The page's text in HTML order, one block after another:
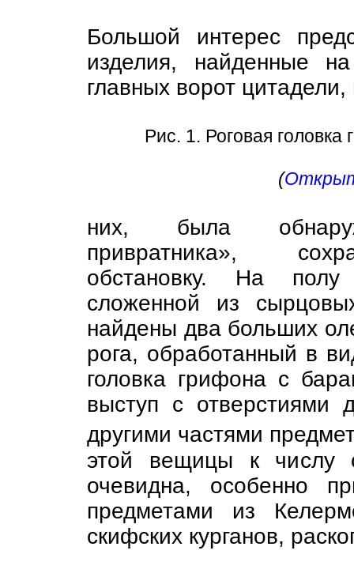
Большой интерес
изделия, найденные
главных ворот цитадели,
Рис. 1. Роговая головка
(
них, была
привратника»,
обстановку. На
сложенной из
найдены два больших
рога, обработанный в
головка грифона с
выступ с отверстиями
другими частями
этой вещицы к числу
очевидна, особенно
предметами из
скифских курганов,